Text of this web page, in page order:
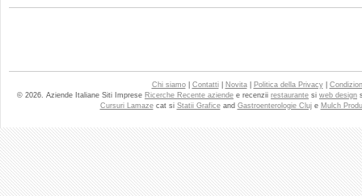
Chi siamo| Contatti| Novita| Politica della Privacy|
© 2026. Aziende Italiane Siti Imprese Ricerche Recente aziende e recenzii restaurante si web design
Cursuri Lamazecat si Statii Graficeand Gastroenterologie Cluje Mulch